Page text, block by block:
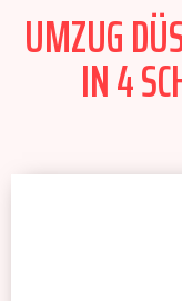
UMZUG
IN 4